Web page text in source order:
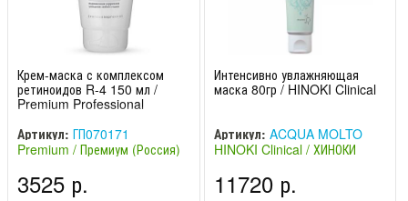
Крем-маска с комплексом
ретиноидов R-4 150 мл /
Premium Professional
Артикул: ГП070171
Premium / Премиум (Россия)
3525 р.
Интенсивно увлажняющая
маска 80гр / HINOKI Clinical
Артикул: ACQUA MOLTO
PACK
HINOKI Clinical / ХИНОКИ
11720 р.